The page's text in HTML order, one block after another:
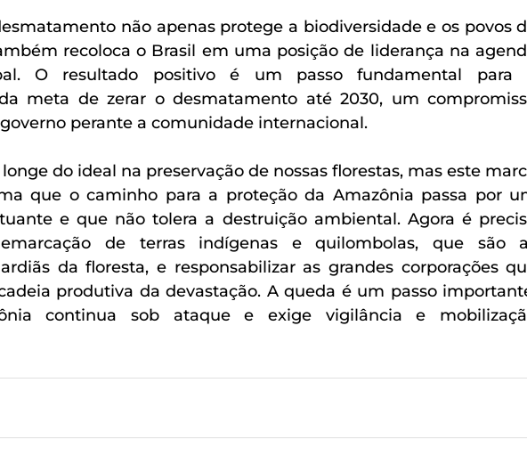
não apenas protege a biodiversidade e os povos
recoloca o Brasil em uma posição de liderança na
O resultado positivo é um passo fundamental para
meta de zerar o desmatamento até 2030, um
perante a comunidade internacional.
do ideal na preservação de nossas florestas, mas este
que o caminho para a proteção da Amazônia passa por
e que não tolera a destruição ambiental. Agora é
de terras indígenas e quilombolas, que são
da floresta, e responsabilizar as grandes corporações
produtiva da devastação. A queda é um passo
continua sob ataque e exige vigilância e